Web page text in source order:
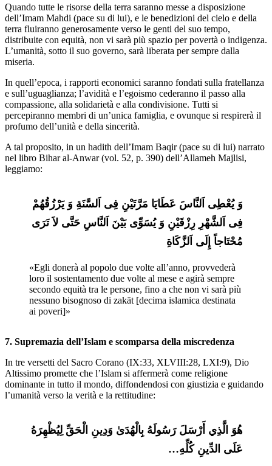
Quando tutte le risorse della terra saranno messe a disposizione
dell’Imam Mahdi (pace su di lui), e le benedizioni del cielo e della
terra fluiranno generosamente verso le genti del suo tempo,
distribuite con equità, non vi sarà più spazio per povertà o indigenza.
L’umanità, sotto il suo governo, sarà liberata per sempre dalla
miseria.
In quell’epoca, i rapporti economici saranno fondati sulla fratellanza
e sull’uguaglianza; l’avidità e l’egoismo cederanno il passo alla
compassione, alla solidarietà e alla condivisione. Tutti si
percepiranno membri di un’unica famiglia, e ovunque si respirerà il
profumo dell’unità e della sincerità.
A tal proposito, in un hadith dell’Imam Baqir (pace su di lui) narrato
nel libro Bihar al-Anwar (vol. 52, p. 390) dell’Allameh Majlisi,
leggiamo:
مُحْتَاجاً إِلَی اَلزَّکَاةِ
«Egli donerà al popolo due volte all’anno, provvederà
loro il sostentamento due volte al mese e agirà sempre
secondo equità tra le persone, fino a che non vi sarà più
nessuno bisognoso di zakāt [decima islamica destinata
ai poveri]»
7. Supremazia dell’Islam e scomparsa della miscredenza
In tre versetti del Sacro Corano (IX:33, XLVIII:28, LXI:9), Dio
Altissimo promette che l’Islam si affermerà come religione
dominante in tutto il mondo, diffondendosi con giustizia e guidando
l’umanità verso la verità e la rettitudine:
عَلَى الدِّينِ كُلِّهِ…